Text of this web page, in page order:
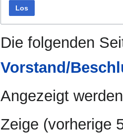
Los
Die folgenden
Vorstand/
Angezeigt
Zeige (vorherige